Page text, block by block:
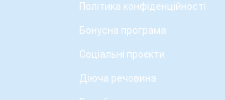
Політика конфіденційності
Бонусна програма
Соціальні проєкти
Діюча речовина